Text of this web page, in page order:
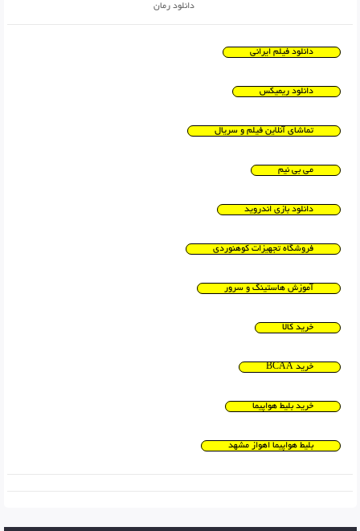
دانلود رمان
دانلود فیلم ایرانی
دانلود ریمیکس
تماشای آنلاین فیلم و سریال
می بی نیم
دانلود بازی اندروید
فروشگاه تجهیزات کوهنوردی
آموزش هاستینگ و سرور
خرید کالا
خرید BCAA
خرید بلیط هواپیما
بلیط هواپیما اهواز مشهد